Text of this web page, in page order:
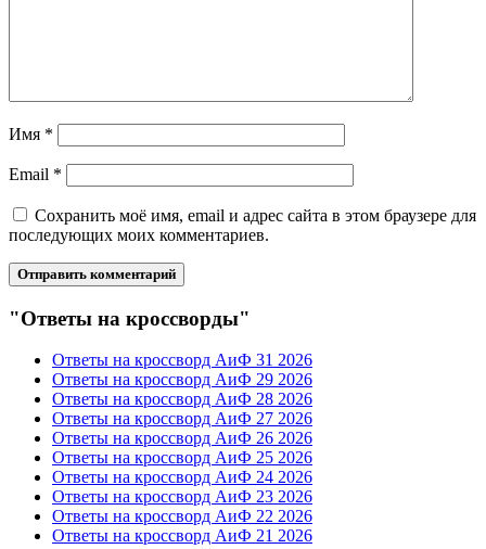
Имя *
Email *
Сохранить моё имя, email и адрес сайта в этом браузере для
последующих моих комментариев.
"Ответы на кроссворды"
Ответы на кроссворд АиФ 31 2026
Ответы на кроссворд АиФ 29 2026
Ответы на кроссворд АиФ 28 2026
Ответы на кроссворд АиФ 27 2026
Ответы на кроссворд АиФ 26 2026
Ответы на кроссворд АиФ 25 2026
Ответы на кроссворд АиФ 24 2026
Ответы на кроссворд АиФ 23 2026
Ответы на кроссворд АиФ 22 2026
Ответы на кроссворд АиФ 21 2026